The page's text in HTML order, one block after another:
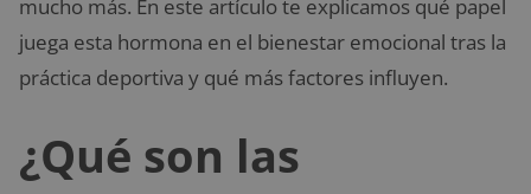
mucho más. En este artículo te explicamos qué papel
juega esta hormona en el bienestar emocional tras la
práctica deportiva y qué más factores influyen.
¿Qué son las